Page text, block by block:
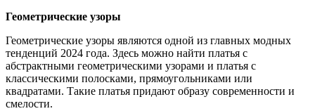
Геометрические узоры
Геометрические узоры являются одной из главных модных
тенденций 2024 года. Здесь можно найти платья с
абстрактными геометрическими узорами и платья с
классическими полосками, прямоугольниками или
квадратами. Такие платья придают образу современности и
смелости.